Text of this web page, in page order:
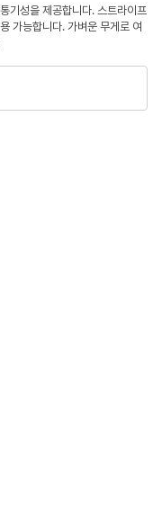
기성을 제공합니다. 스트라이프
가능합니다. 가벼운 무게로 여